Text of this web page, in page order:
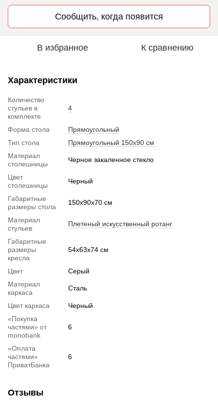
Сообщить, когда появится
В избранное К сравнению
Характеристики
Количество
стульев в
комплекте
4
Форма стола
Прямоугольный
Тип стола
Прямоугольный 150х90 см
Материал
столешницы
Черное закаленное стекло
Цвет
столешницы
Черный
Габаритные
размеры стола
150x90x70 см
Материал
стульев
Плетеный искусственный ротанг
Габаритные
размеры
кресла
54х63х74 см
Цвет
Серый
Материал
каркаса
Сталь
Цвет каркаса
Черный
«Покупка
частями» от
monobank
6
«Оплата
частями»
ПриватБанка
6
Отзывы